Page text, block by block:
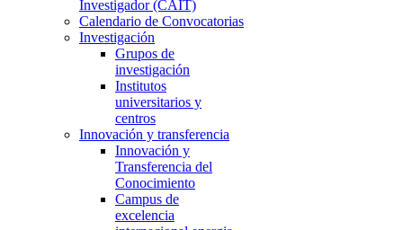
Investigador (CAIT)
Calendario de Convocatorias
Investigación
Grupos de
investigación
Institutos
universitarios y
centros
Innovación y transferencia
Innovación y
Transferencia del
Conocimiento
Campus de
excelencia